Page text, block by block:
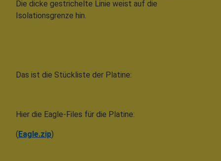
Die dicke gestrichelte Linie weist auf die
Isolationsgrenze hin.
Das ist die Stückliste der Platine:
Hier die Eagle-Files für die Platine:
( Eagle.zip)